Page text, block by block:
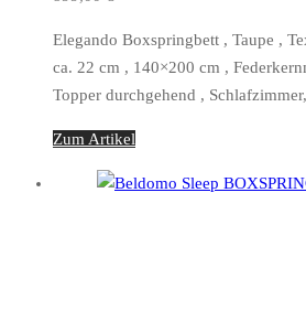
Elegando Boxspringbett , Taupe ,
ca. 22 cm , 140×200 cm ,
Topper durchgehend ,
Zum Artikel